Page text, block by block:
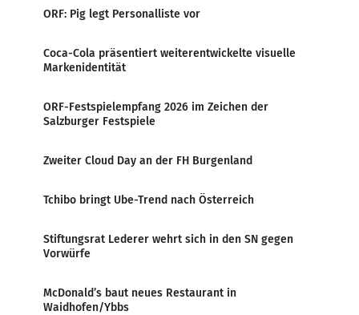
ORF: Pig legt Personalliste vor
Coca-Cola präsentiert weiterentwickelte visuelle
Markenidentität
ORF-Festspielempfang 2026 im Zeichen der
Salzburger Festspiele
Zweiter Cloud Day an der FH Burgenland
Tchibo bringt Ube-Trend nach Österreich
Stiftungsrat Lederer wehrt sich in den SN gegen
Vorwürfe
McDonald’s baut neues Restaurant in
Waidhofen/Ybbs